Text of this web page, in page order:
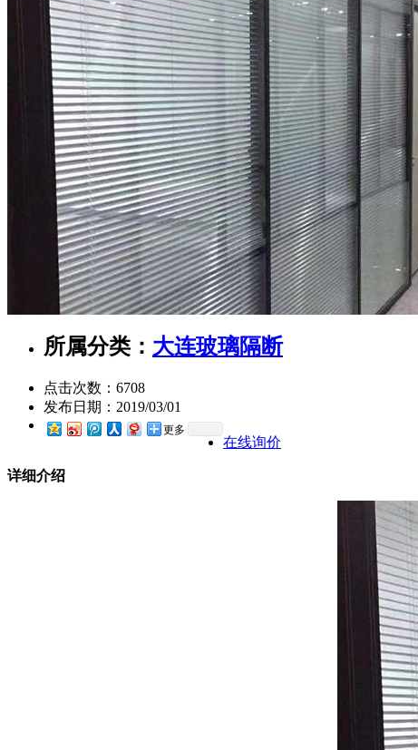
所属分类： 大连玻璃隔断
点击次数： 6708
发布日期： 2019/03/01
更多
在线询价
详细介绍